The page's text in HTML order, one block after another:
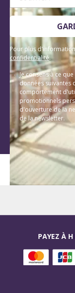
Pour plus
confidentialité.
Je consens à ce
données suivantes
comportement
promotionnels
d'ouverture de la
de la newsletter.
PAYEZ À